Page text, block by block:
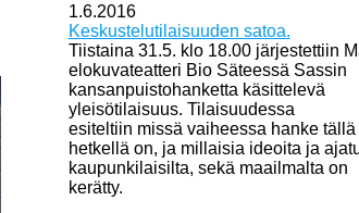
1.6.2016
Keskustelutilaisuuden satoa.
Tiistaina 31.5. klo 18.00 järjestettiin
elokuvateatteri Bio Säteessä Sassin
kansanpuistohanketta käsittelevä
yleisötilaisuus. Tilaisuudessa
esiteltiin missä vaiheessa hanke tällä
hetkellä on, ja millaisia ideoita ja
kaupunkilaisilta, sekä maailmalta on
kerätty.